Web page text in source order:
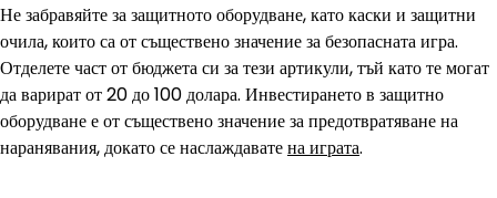
Не забравяйте за защитното оборудване, като каски и защитни
очила, които са от съществено значение за безопасната игра.
Отделете част от бюджета си за тези артикули, тъй като те могат
да варират от 20 до 100 долара. Инвестирането в защитно
оборудване е от съществено значение за предотвратяване на
наранявания, докато се наслаждаватена играта.